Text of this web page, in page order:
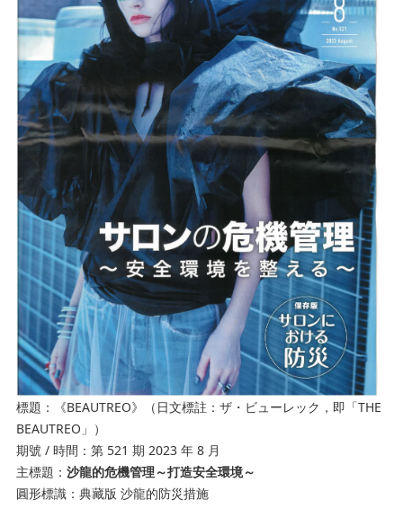
標題 ： 《BEAUTREO》（日文標註：ザ・ビューレック，即「THE
BEAUTREO」）
期號 / 時間 ： 第 521 期 2023 年 8 月
主標題 ： 沙龍的危機管理～打造安全環境～
圓形標識： 典藏版 沙龍的防災措施